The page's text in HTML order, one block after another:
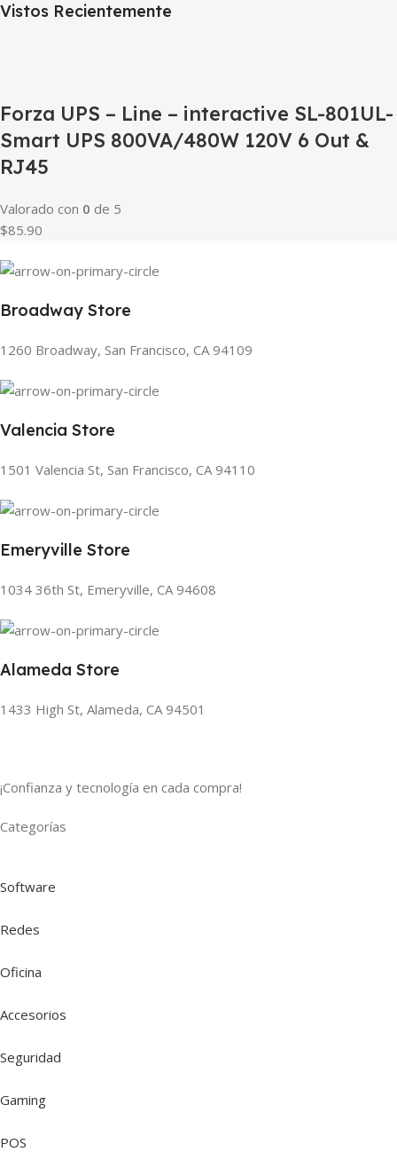
Vistos Recientemente
Forza UPS – Line – interactive SL-801UL-
Smart UPS 800VA/480W 120V 6 Out &
RJ45
Valorado con 0 de 5
$85.90
Broadway Store
1260 Broadway, San Francisco, CA 94109
Valencia Store
1501 Valencia St, San Francisco, CA 94110
Emeryville Store
1034 36th St, Emeryville, CA 94608
Alameda Store
1433 High St, Alameda, CA 94501
¡Confianza y tecnología en cada compra!
Categorías
Software
Redes
Oficina
Accesorios
Seguridad
Gaming
POS